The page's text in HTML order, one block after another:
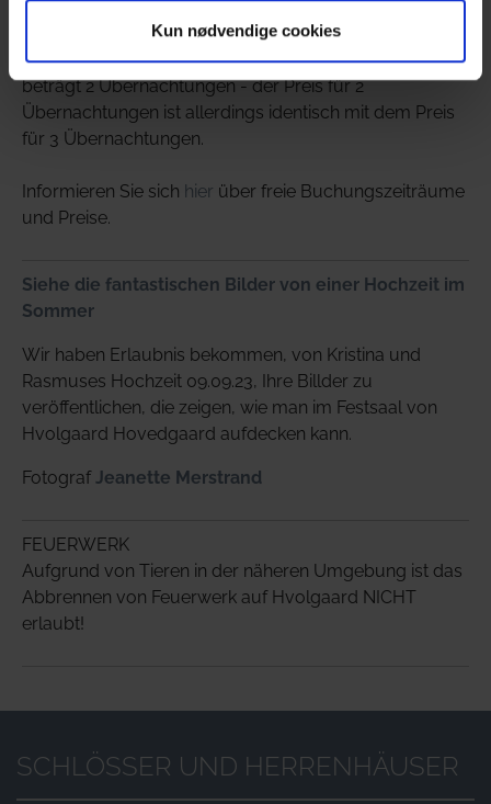
Kun nødvendige cookies
Die Mindestmietdauer für den Hvolgaard Hovedgaard
beträgt 2 Übernachtungen - der Preis für 2
Übernachtungen ist allerdings identisch mit dem Preis
für 3 Übernachtungen.
Informieren Sie sich hier über freie Buchungszeiträume
und Preise.
Siehe die fantastischen Bilder von einer Hochzeit im
Sommer
Wir haben Erlaubnis bekommen, von Kristina und
Rasmuses Hochzeit 09.09.23, Ihre Billder zu
veröffentlichen, die zeigen, wie man im Festsaal von
Hvolgaard Hovedgaard aufdecken kann.
FotografJeanette Merstrand
FEUERWERK
Aufgrund von Tieren in der näheren Umgebung ist das
Abbrennen von Feuerwerk auf Hvolgaard NICHT
erlaubt!
SCHLÖSSER UND HERRENHÄUSER